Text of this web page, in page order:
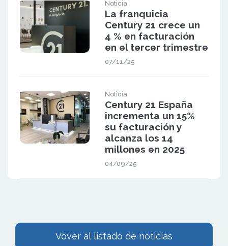
Noticia
La franquicia
Century 21 crece un
4 % en facturación
en el tercer trimestre
07/11/25
Noticia
Century 21 España
incrementa un 15%
su facturación y
alcanza los 14
millones en 2025
04/09/25
Vover al listado de noticias